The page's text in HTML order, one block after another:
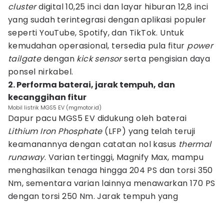
clusterdigital 10,25 inci dan layar hiburan 12,8 inci
yang sudah terintegrasi dengan aplikasi populer
seperti YouTube, Spotify, dan TikTok. Untuk
kemudahan operasional, tersedia pula fitur power
tailgatedengan kick sensorserta pengisian daya
ponsel nirkabel.
2. Performa baterai, jarak tempuh, dan
kecanggihan fitur
Mobil listrik MGS5 EV (mgmotor.id)
Dapur pacu MGS5 EV didukung oleh baterai
Lithium Iron Phosphate(LFP) yang telah teruji
keamanannya dengan catatan nol kasus thermal
runaway. Varian tertinggi, Magnify Max, mampu
menghasilkan tenaga hingga 204 PS dan torsi 350
Nm, sementara varian lainnya menawarkan 170 PS
dengan torsi 250 Nm. Jarak tempuh yang